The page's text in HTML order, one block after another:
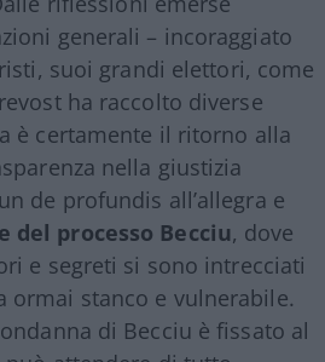
generali – incoraggiato
suoi grandi elettori, come
ha raccolto diverse
è certamente il ritorno alla
nella giustizia
de profundis all’allegra e
del processo Becciu, dove
e segreti si sono intrecciati
ormai stanco e vulnerabile.
di Becciu è fissato al